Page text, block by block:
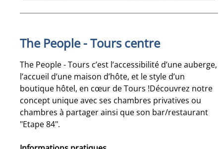
The People - Tours centre
The People - Tours c’est l’accessibilité d’une auberge,
l’accueil d’une maison d’hôte, et le style d’un
boutique hôtel, en cœur de Tours !Découvrez notre
concept unique avec ses chambres privatives ou
chambres à partager ainsi que son bar/restaurant
"Etape 84".